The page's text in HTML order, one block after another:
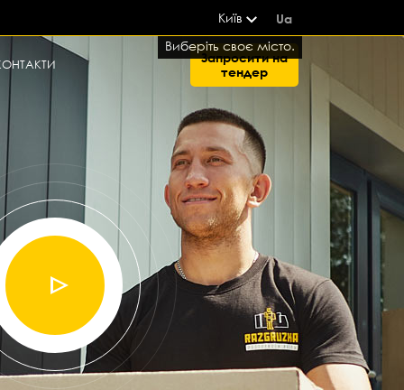
Київ Ua
Запросити на
тендер
Виберіть своє місто.